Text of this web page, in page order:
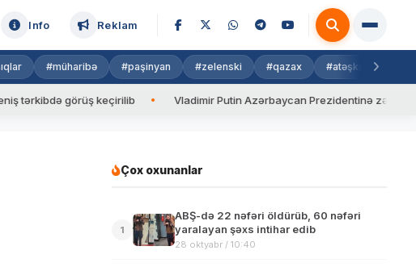
Info Reklam
#müharibə #paşinyan #zelenski #qazax #atəşkəs
görüş keçirilib Vladimir Putin Azərbaycan Prezidentinə zəng edib
Çox oxunanlar
1
ABŞ-də 22 nəfəri öldürüb, 60 nəfəri
yaralayan şəxs intihar edib
28 oktyabr / 10:40